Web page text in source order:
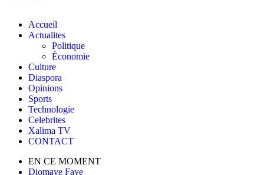
Accueil
Actualites
Politique
Économie
Culture
Diaspora
Opinions
Sports
Technologie
Celebrites
Xalima TV
CONTACT
EN CE MOMENT
Diomaye Faye